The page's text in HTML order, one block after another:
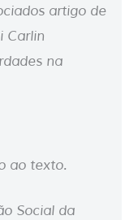
artigo de
Carlin
na
ao texto.
Social da